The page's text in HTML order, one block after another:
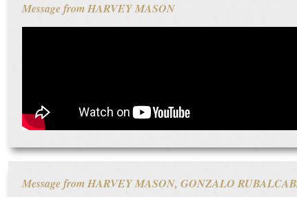
Message from HARVEY MASON
Message from HARVEY MASON, GONZALO